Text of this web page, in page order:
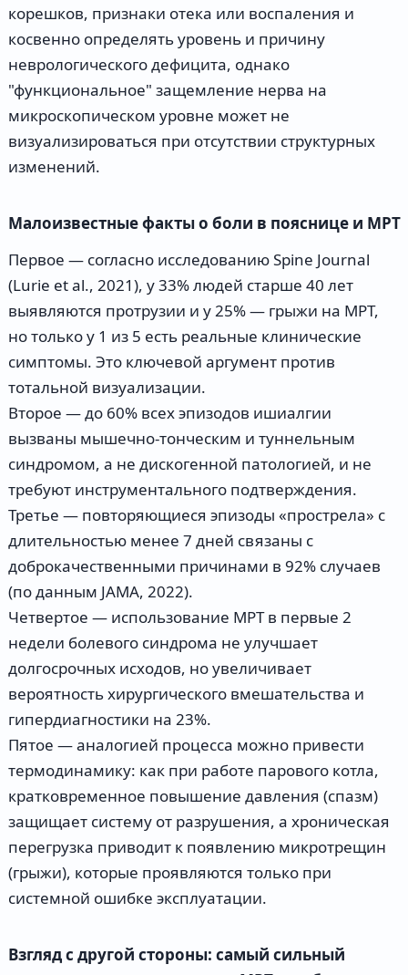
корешков, признаки отека или воспаления и
косвенно определять уровень и причину
неврологического дефицита, однако
"функциональное" защемление нерва на
микроскопическом уровне может не
визуализироваться при отсутствии структурных
изменений.
Малоизвестные факты о боли в пояснице и МРТ
Первое — согласно исследованию Spine Journal
(Lurie et al., 2021), у 33% людей старше 40 лет
выявляются протрузии и у 25% — грыжи на МРТ,
но только у 1 из 5 есть реальные клинические
симптомы. Это ключевой аргумент против
тотальной визуализации.
Второе — до 60% всех эпизодов ишиалгии
вызваны мышечно-тонческим и туннельным
синдромом, а не дискогенной патологией, и не
требуют инструментального подтверждения.
Третье — повторяющиеся эпизоды «прострела» с
длительностью менее 7 дней связаны с
доброкачественными причинами в 92% случаев
(по данным JAMA, 2022).
Четвертое — использование МРТ в первые 2
недели болевого синдрома не улучшает
долгосрочных исходов, но увеличивает
вероятность хирургического вмешательства и
гипердиагностики на 23%.
Пятое — аналогией процесса можно привести
термодинамику: как при работе парового котла,
кратковременное повышение давления (спазм)
защищает систему от разрушения, а хроническая
перегрузка приводит к появлению микротрещин
(грыжи), которые проявляются только при
системной ошибке эксплуатации.
Взгляд с другой стороны: самый сильный